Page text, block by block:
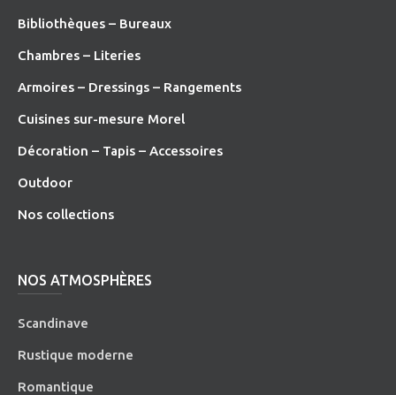
Bibliothèques – Bureaux
Chambres – Literies
Armoires – Dressings – Rangements
Cuisines sur-mesure Morel
Décoration – Tapis – Accessoires
Outdoor
Nos collections
NOS ATMOSPHÈRES
Scandinave
Rustique moderne
Romantique